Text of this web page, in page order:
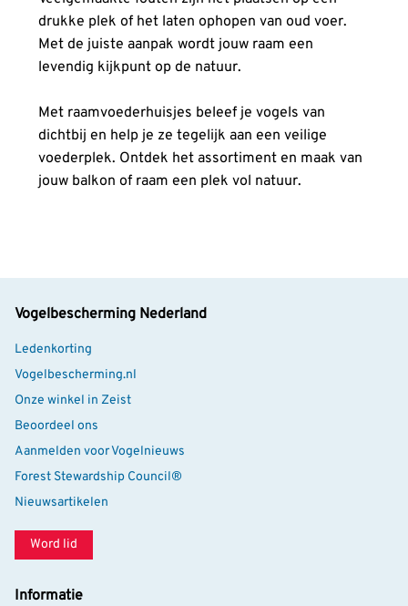
drukke plek of het laten ophopen van oud voer.
Met de juiste aanpak wordt jouw raam een
levendig kijkpunt op de natuur.
Met raamvoederhuisjes beleef je vogels van
dichtbij en help je ze tegelijk aan een veilige
voederplek. Ontdek het assortiment en maak van
jouw balkon of raam een plek vol natuur.
Vogelbescherming Nederland
Ledenkorting
Vogelbescherming.nl
Onze winkel in Zeist
Beoordeel ons
Aanmelden voor Vogelnieuws
Forest Stewardship Council®
Nieuwsartikelen
Word lid
Informatie